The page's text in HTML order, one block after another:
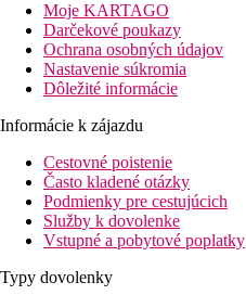
Moje KARTAGO
Darčekové poukazy
Ochrana osobných údajov
Nastavenie súkromia
Dôležité informácie
Informácie k zájazdu
Cestovné poistenie
Často kladené otázky
Podmienky pre cestujúcich
Služby k dovolenke
Vstupné a pobytové poplatky
Typy dovolenky